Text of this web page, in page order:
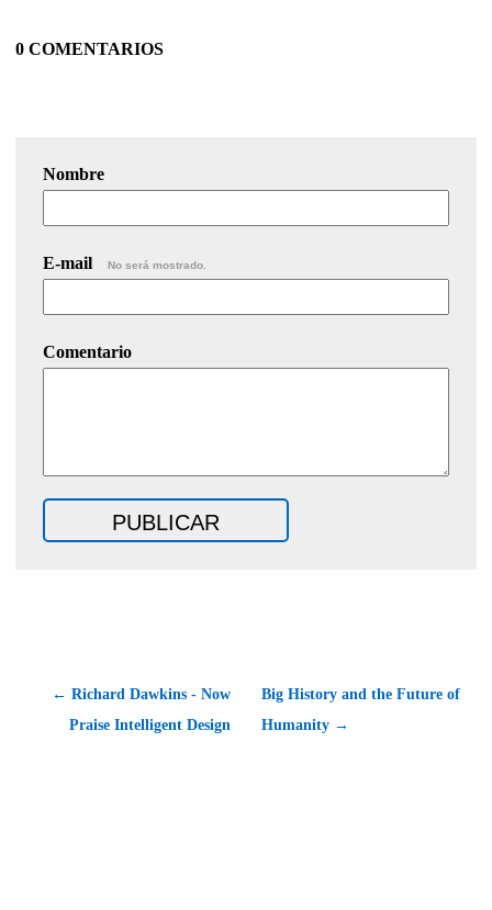
0 COMENTARIOS
Nombre
E-mail No será mostrado.
Comentario
← Richard Dawkins - Now
Praise Intelligent Design
Big History and the Future of
Humanity →